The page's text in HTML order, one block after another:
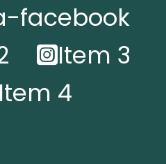
facebook
Item 3
4